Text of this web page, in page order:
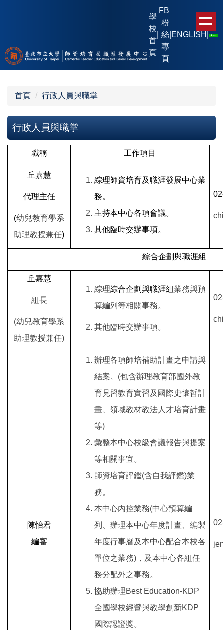
內
容
學
校
首
頁
FB
粉
絲
專
頁
ENGLISH |
首頁 行政人員與職掌
行政人員與職掌
職稱 工作項目
丘嘉慧
代理主任
(幼兒教育學系
助理教授兼任)
綜理師資培育及職涯發展中心業
務。
主持本中心各項會議。
其他臨時交辦事項。
綜合企劃與職涯組
丘嘉慧
組長
(幼兒教育學系
助理教授兼任)
綜理綜合企劃與職涯組業務與預
算編列等相關事務。
其他臨時交辦事項。
陳怡君
編審
辦理各項師培補助計畫之申請與
結案。(包含辦理教育部國外教
育見習教育實習及國際史懷哲計
畫、領域教材教法人才培育計畫
等)
彙整本中心校級會議報告與提案
等相關事宜。
師資培育評鑑(含自我評鑑)業
務。
本中心內控業務(中心預算編
列、辦理本中心年度計畫、編製
年度行事曆及本中心配合本校各
單位之業務)，及本中心各組任
務分配外之事務。
協助辦理Best Education-KDP
全國學校經營與教學創新KDP
國際認證獎。